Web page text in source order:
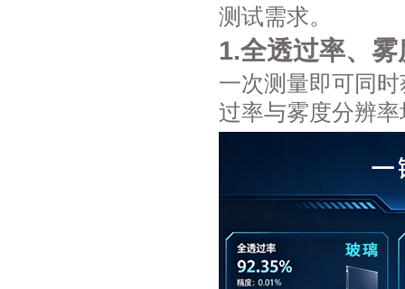
测试需求。
1.全透过率、
一次测量即可同
过率与雾度分辨